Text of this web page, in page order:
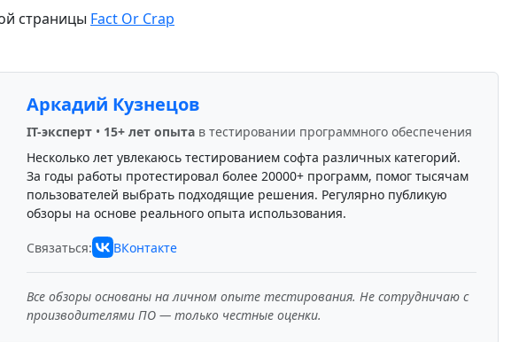
страницы Fact Or Crap
Аркадий Кузнецов
IT-эксперт• 15+ лет опытав тестировании программного обеспечения
Несколько лет увлекаюсь тестированием софта различных категорий.
За годы работы протестировал более 20000+ программ, помог тысячам
пользователей выбрать подходящие решения. Регулярно публикую
обзоры на основе реального опыта использования.
Связаться: ВКонтакте
Все обзоры основаны на личном опыте тестирования. Не сотрудничаю с
производителями ПО — только честные оценки.